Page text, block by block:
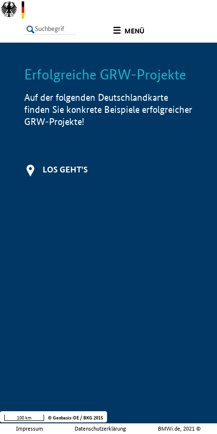
MENÜ
LISTE Info
Erfolgreiche GRW-Projekte
Auf der folgenden Deutschlandkarte
finden Sie konkrete Beispiele erfolgreicher
GRW-Projekte!
LOS GEHT'S
Impressum Datenschutzerklärung BMWi.de, 2021 ©
100 km © Geobasis-DE / BKG 2015